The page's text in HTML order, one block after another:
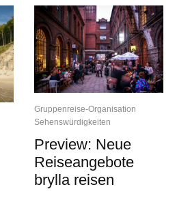
Gruppenreise-Organisation
Sehenswürdigkeiten
Preview: Neue
Reiseangebote
brylla reisen